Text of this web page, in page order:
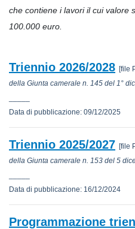
che contiene i lavori il cui valore
100.000 euro.
Triennio 2026/2028 [file
della Giunta camerale n. 145 del 1°
Data di pubblicazione: 09/12/2025
Triennio 2025/2027 [file
della Giunta camerale n. 153 del 5
Data di pubblicazione: 16/12/2024
Programmazione